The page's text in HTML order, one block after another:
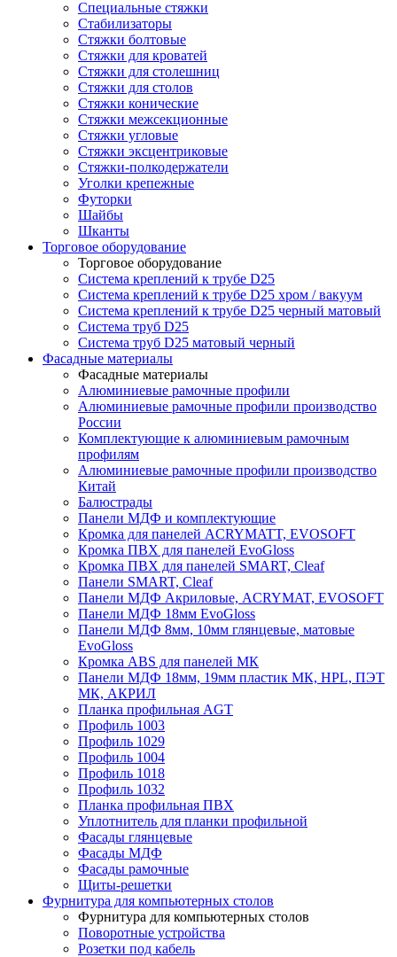
Специальные стяжки
Стабилизаторы
Стяжки болтовые
Стяжки для кроватей
Стяжки для столешниц
Стяжки для столов
Стяжки конические
Стяжки межсекционные
Стяжки угловые
Стяжки эксцентриковые
Стяжки-полкодержатели
Уголки крепежные
Футорки
Шайбы
Шканты
Торговое оборудование
Торговое оборудование
Система креплений к трубе D25
Система креплений к трубе D25 хром / вакуум
Система креплений к трубе D25 черный матовый
Система труб D25
Система труб D25 матовый черный
Фасадные материалы
Фасадные материалы
Алюминиевые рамочные профили
Алюминиевые рамочные профили производство
России
Комплектующие к алюминиевым рамочным
профилям
Алюминиевые рамочные профили производство
Китай
Балюстрады
Панели МДФ и комплектующие
Кромка для панелей ACRYMATT, EVOSOFT
Кромка ПВХ для панелей EvoGloss
Кромка ПВХ для панелей SMART, Cleaf
Панели SMART, Cleaf
Панели МДФ Акриловые, ACRYMAT, EVOSOFT
Панели МДФ 18мм EvoGloss
Панели МДФ 8мм, 10мм глянцевые, матовые
EvoGloss
Кромка ABS для панелей МК
Панели МДФ 18мм, 19мм пластик МК, HPL, ПЭТ
МК, АКРИЛ
Планка профильная AGT
Профиль 1003
Профиль 1029
Профиль 1004
Профиль 1018
Профиль 1032
Планка профильная ПВХ
Уплотнитель для планки профильной
Фасады глянцевые
Фасады МДФ
Фасады рамочные
Щиты-решетки
Фурнитура для компьютерных столов
Фурнитура для компьютерных столов
Поворотные устройства
Розетки под кабель